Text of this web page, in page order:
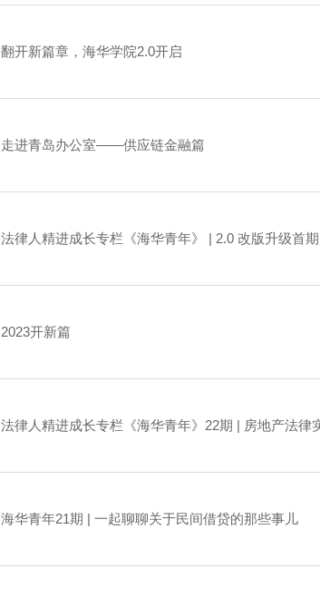
翻开新篇章，海华学院2.0开启
走进青岛办公室——供应链金融篇
法律人精进成长专栏《海华青年》 | 2.0 改版升级
2023开新篇
法律人精进成长专栏《海华青年》22期 | 房地产法律
海华青年21期 | 一起聊聊关于民间借贷的那些事儿